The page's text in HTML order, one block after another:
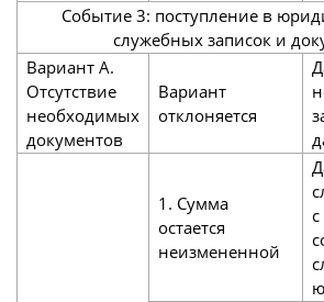
Событие 3: поступление в
служебных записок и
Вариант А.
Отсутствие
необходимых
документов
Вариант
отклоняется
1. Сумма
остается
неизмененной